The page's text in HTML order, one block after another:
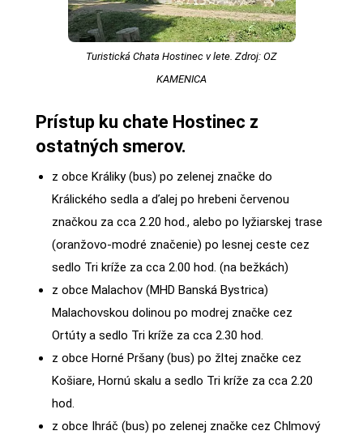
Turistická Chata Hostinec v lete. Zdroj: OZ
KAMENICA
Prístup ku chate Hostinec z
ostatných smerov.
z obce Králiky (bus) po zelenej značke do
Králického sedla a ďalej po hrebeni červenou
značkou za cca 2.20 hod., alebo po lyžiarskej trase
(oranžovo-modré značenie) po lesnej ceste cez
sedlo Tri kríže za cca 2.00 hod. (na bežkách)
z obce Malachov (MHD Banská Bystrica)
Malachovskou dolinou po modrej značke cez
Ortúty a sedlo Tri kríže za cca 2.30 hod.
z obce Horné Pršany (bus) po žltej značke cez
Košiare, Hornú skalu a sedlo Tri kríže za cca 2.20
hod.
z obce Ihráč (bus) po zelenej značke cez Chlmový